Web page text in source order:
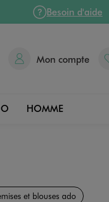
Besoin d'aide
Mon compte
HOMME
et blouses ado